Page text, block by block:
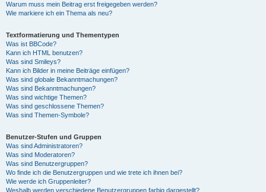
Warum muss mein Beitrag erst freigegeben werden?
Wie markiere ich ein Thema als neu?
Textformatierung und Thementypen
Was ist BBCode?
Kann ich HTML benutzen?
Was sind Smileys?
Kann ich Bilder in meine Beiträge einfügen?
Was sind globale Bekanntmachungen?
Was sind Bekanntmachungen?
Was sind wichtige Themen?
Was sind geschlossene Themen?
Was sind Themen-Symbole?
Benutzer-Stufen und Gruppen
Was sind Administratoren?
Was sind Moderatoren?
Was sind Benutzergruppen?
Wo finde ich die Benutzergruppen und wie trete ich ihnen bei?
Wie werde ich Gruppenleiter?
Weshalb werden verschiedene Benutzergruppen farbig dargestellt?